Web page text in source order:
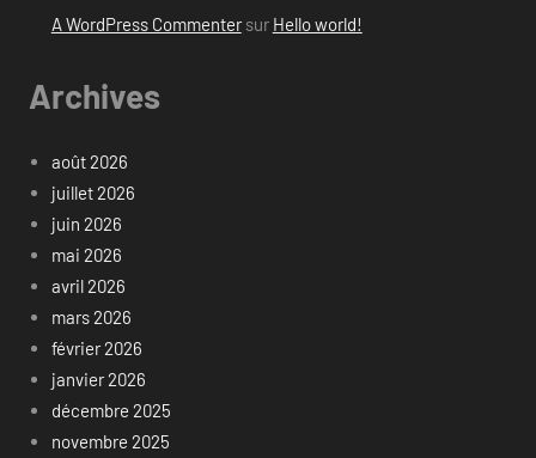
A WordPress Commentersur Hello world!
Archives
août 2026
juillet 2026
juin 2026
mai 2026
avril 2026
mars 2026
février 2026
janvier 2026
décembre 2025
novembre 2025